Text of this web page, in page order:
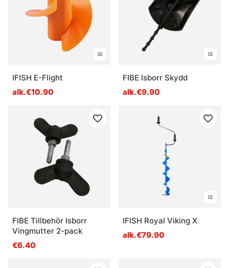
IFISH E-Flight
alk.€10.90
FIBE Isborr Skydd
alk.€9.90
FIBE Tillbehör Isborr
Vingmutter 2-pack
€6.40
IFISH Royal Viking X
alk.€79.90